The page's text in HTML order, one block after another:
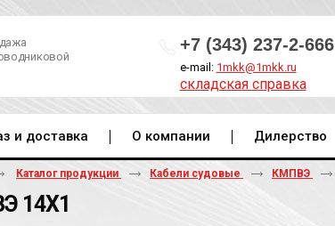
+7 (343) 237-2-666
e-mail: 1mkk@1mkk.ru
складская справка
и доставка О компании Дилерство
Каталог продукции Кабели судовые КМПВЭ
14Х1